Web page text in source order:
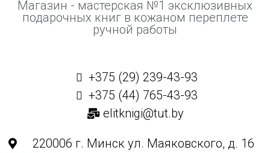
Магазин - мастерская №1 эксклюзивных
подарочных книг в кожаном переплете
ручной работы
+375 (29) 239-43-93
+375 (44) 765-43-93
elitknigi@tut.by
220006 г. Минск ул. Маяковского, д. 16